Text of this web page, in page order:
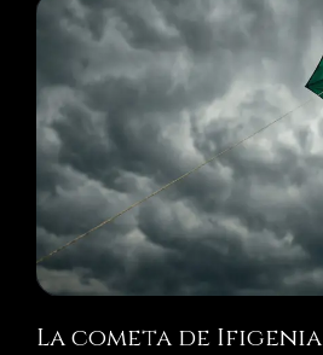
La cometa de Ifigenia